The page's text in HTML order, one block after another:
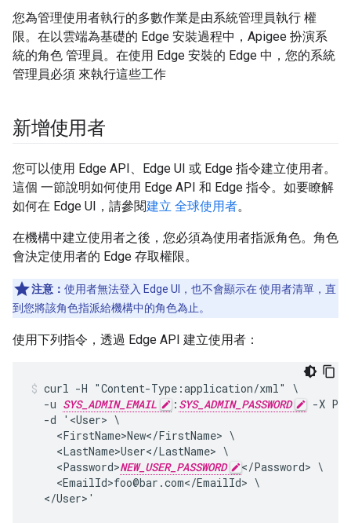
您為管理使用者執行的多數作業是由系統管理員執行 權
限。在以雲端為基礎的 Edge 安裝過程中，Apigee 扮演系
統的角色 管理員。在使用 Edge 安裝的 Edge 中，您的系統
管理員必須 來執行這些工作
新增使用者
您可以使用 Edge API、Edge UI 或 Edge 指令建立使用者。
這個 一節說明如何使用 Edge API 和 Edge 指令。如要瞭解
如何在 Edge UI，請參閱建立 全球使用者。
在機構中建立使用者之後，您必須為使用者指派角色。角色
會決定使用者的 Edge 存取權限。
注意： 使用者無法登入 Edge UI，也不會顯示在 使用者清單，直
到您將該角色指派給機構中的角色為止。
使用下列指令，透過 Edge API 建立使用者：
curl -H "Content-Type:application/xml" \
  -u
SYS_ADMIN_EMAIL : SYS_ADMIN_PASSWORD
-X
  -d '<User> \
    <FirstName>New</FirstName> \
    <LastName>User</LastName> \
    <Password>
NEW_USER_PASSWORD
</Password> \
    <EmailId>foo@bar.com</EmailId> \
  </User>'